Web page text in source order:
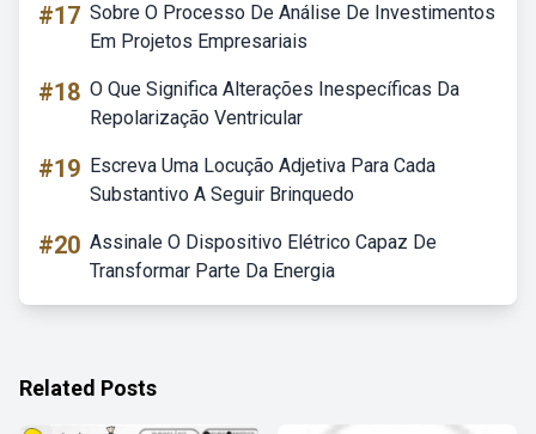
#17 Sobre O Processo De Análise De Investimentos
Em Projetos Empresariais
#18 O Que Significa Alterações Inespecíficas Da
Repolarização Ventricular
#19 Escreva Uma Locução Adjetiva Para Cada
Substantivo A Seguir Brinquedo
#20 Assinale O Dispositivo Elétrico Capaz De
Transformar Parte Da Energia
Related Posts